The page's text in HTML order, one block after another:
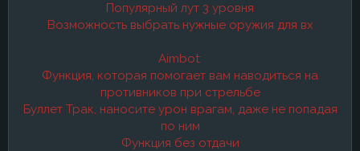
Популярный лут 3 уровня
Возможность выбрать нужные оружия для вх
Aimbot:
Функция, которая помогает вам наводиться на
противников при стрельбе
Буллет Трак, наносите урон врагам, даже не попадая
по ним
Функция без отдачи